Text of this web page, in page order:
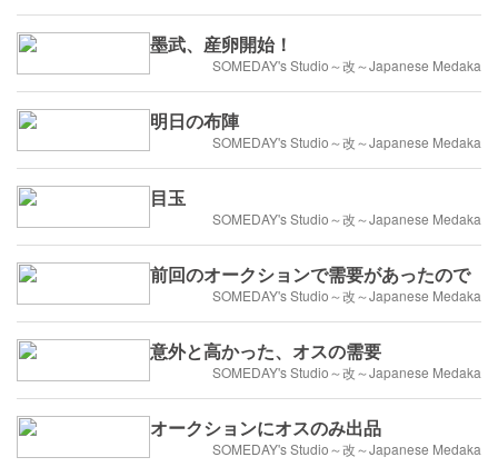
墨武、産卵開始！
SOMEDAY's Studio～改～Japanese Medaka
明日の布陣
SOMEDAY's Studio～改～Japanese Medaka
目玉
SOMEDAY's Studio～改～Japanese Medaka
前回のオークションで需要があったので
SOMEDAY's Studio～改～Japanese Medaka
意外と高かった、オスの需要
SOMEDAY's Studio～改～Japanese Medaka
オークションにオスのみ出品
SOMEDAY's Studio～改～Japanese Medaka